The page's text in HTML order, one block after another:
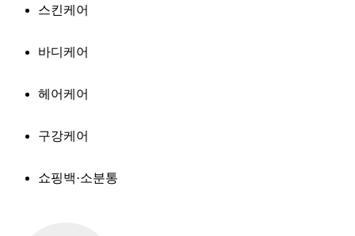
스킨케어
바디케어
헤어케어
구강케어
쇼핑백·소분통